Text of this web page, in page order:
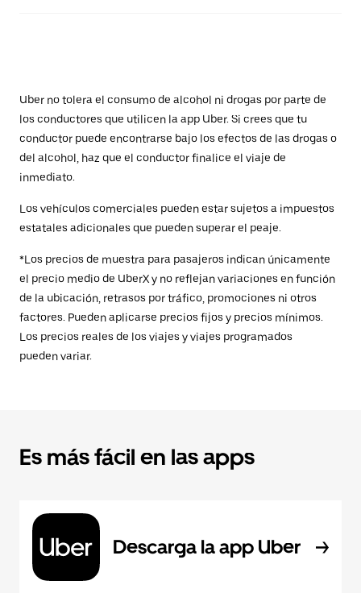
Uber no tolera el consumo de alcohol ni drogas por parte de
los conductores que utilicen la app Uber. Si crees que tu
conductor puede encontrarse bajo los efectos de las drogas o
del alcohol, haz que el conductor finalice el viaje de
inmediato.
Los vehículos comerciales pueden estar sujetos a impuestos
estatales adicionales que pueden superar el peaje.
*Los precios de muestra para pasajeros indican únicamente
el precio medio de UberX y no reflejan variaciones en función
de la ubicación, retrasos por tráfico, promociones ni otros
factores. Pueden aplicarse precios fijos y precios mínimos.
Los precios reales de los viajes y viajes programados
pueden variar.
Es más fácil en las apps
Descarga la app Uber